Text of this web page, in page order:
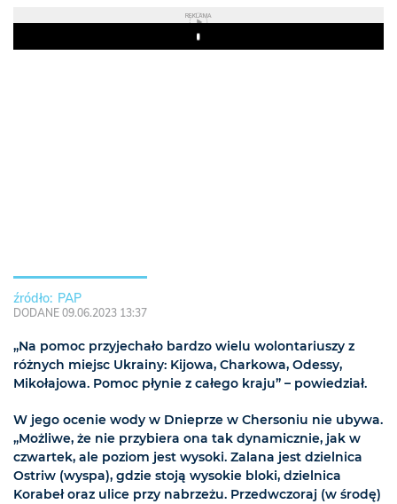
REKLAMA
Play
PAP
DODANE 09.06.2023 13:37
„Na pomoc przyjechało bardzo wielu wolontariuszy z
różnych miejsc Ukrainy: Kijowa, Charkowa, Odessy,
Mikołajowa. Pomoc płynie z całego kraju” – powiedział.
W jego ocenie wody w Dnieprze w Chersoniu nie ubywa.
„Możliwe, że nie przybiera ona tak dynamicznie, jak w
czwartek, ale poziom jest wysoki. Zalana jest dzielnica
Ostriw (wyspa), gdzie stoją wysokie bloki, dzielnica
Korabeł oraz ulice przy nabrzeżu. Przedwczoraj (w środę)